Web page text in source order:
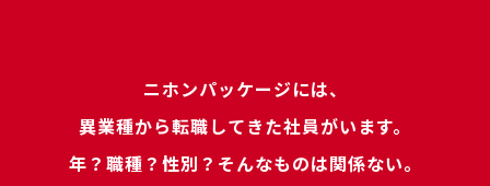
ニホンパッケージには、
異業種から転職してきた社員がいます。
年？職種？性別？そんなものは関係ない。